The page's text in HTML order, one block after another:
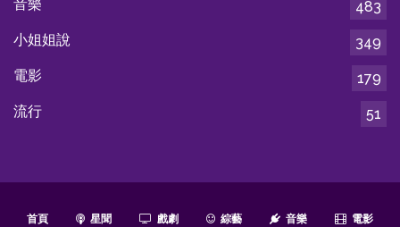
音樂
483
小姐姐說
349
電影
179
流行
51
首頁 星聞 戲劇 綜藝 音樂 電影